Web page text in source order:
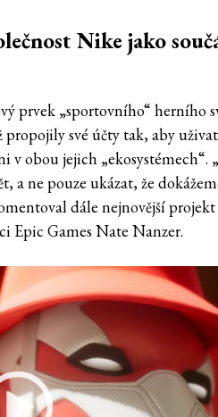
Nike jako
prvek „sportovního“ herního
své účty tak, aby
v obou jejich „ekosystémech“.
a ne pouze ukázat, že
dále nejnovější projekt
Epic Games Nate Nanzer.